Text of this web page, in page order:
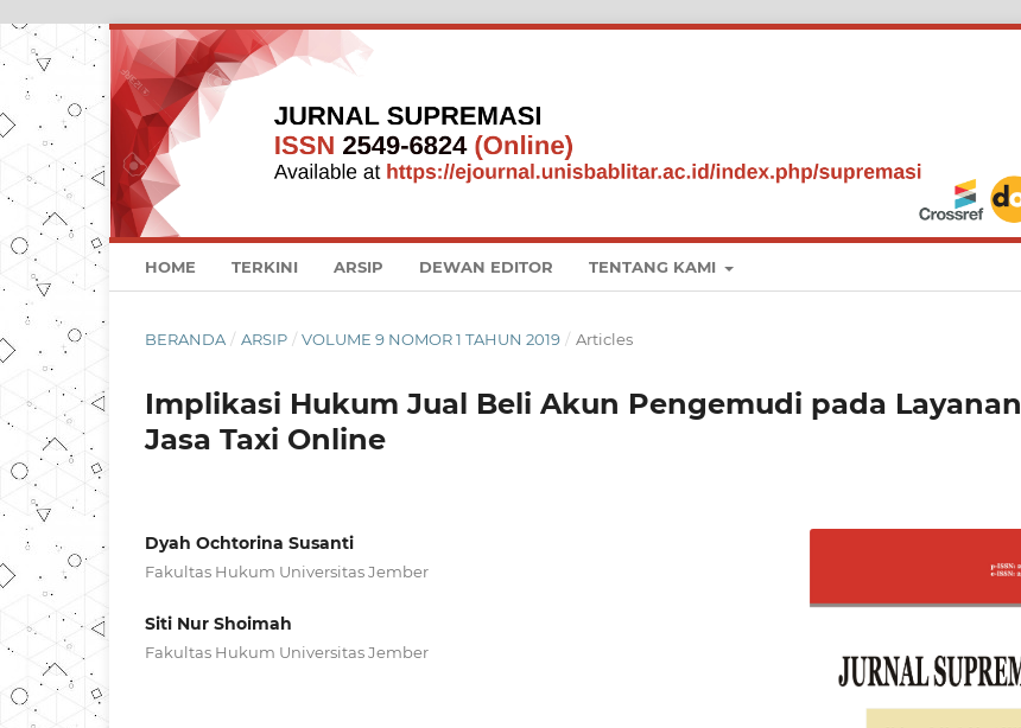
HOME TERKINI ARSIP DEWAN EDITOR TENTANG KAMI
BERANDA / ARSIP / VOLUME 9 NOMOR 1 TAHUN 2019 / Articles
Implikasi Hukum Jual Beli Akun Pengemudi pada Layanan
Jasa Taxi Online
Dyah Ochtorina Susanti
Fakultas Hukum Universitas Jember
Siti Nur Shoimah
Fakultas Hukum Universitas Jember